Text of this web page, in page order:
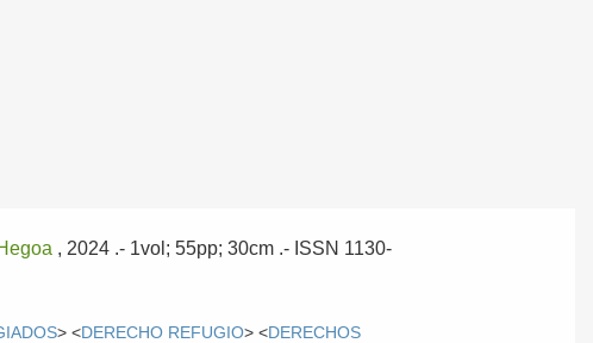
, 2024 .- 1vol; 55pp; 30cm .- ISSN 1130-
> <DERECHO REFUGIO> <DERECHOS